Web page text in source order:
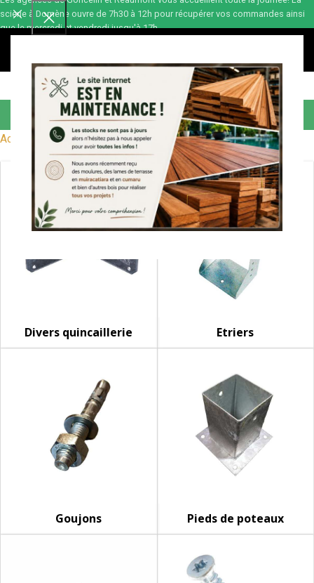
Quincaillerie
Accueil Accessoires Quincaillerie
Divers quincaillerie Etriers
Goujons Pieds de poteaux
scierie à Domène ouvre de 7h30 à 12h pour récupérer vos commandes ainsi
que le mercredi et vendredi jusqu'à 17h.